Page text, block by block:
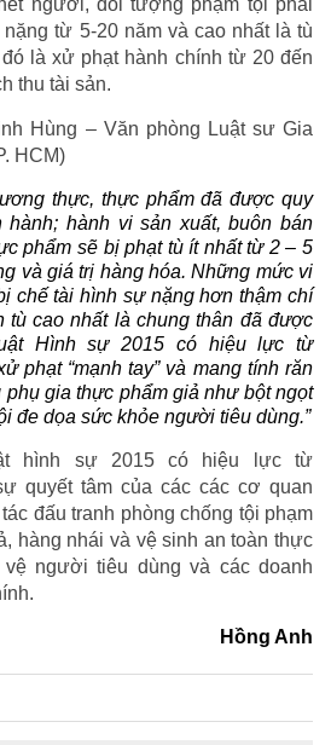
người, đối tượng phạm tội phải
từ 5-20 năm và cao nhất là tù
là xử phạt hành chính từ 20 đến
thu tài sản.
Hùng – Văn phòng Luật sư Gia
HCM)
thực, thực phẩm đã được quy
hành; hành vi sản xuất, buôn bán
phẩm sẽ bị phạt tù ít nhất từ 2 – 5
và giá trị hàng hóa. Những mức vi
chế tài hình sự nặng hơn thậm chí
tù cao nhất là chung thân đã được
Hình sự 2015 có hiệu lực từ
phạt “mạnh tay” và mang tính răn
gia thực phẩm giả như bột ngọt
đe dọa sức khỏe người tiêu dùng.”
hình sự 2015 có hiệu lực từ
quyết tâm của các các cơ quan
đấu tranh phòng chống tội phạm
hàng nhái và vệ sinh an toàn thực
vệ người tiêu dùng và các doanh
Hồng Anh